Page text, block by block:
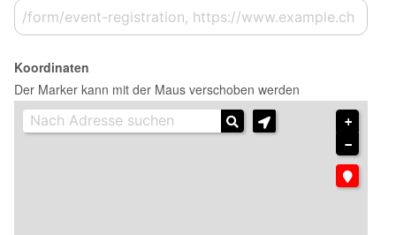
Koordinaten
Der Marker kann mit der Maus verschoben werden
+
−